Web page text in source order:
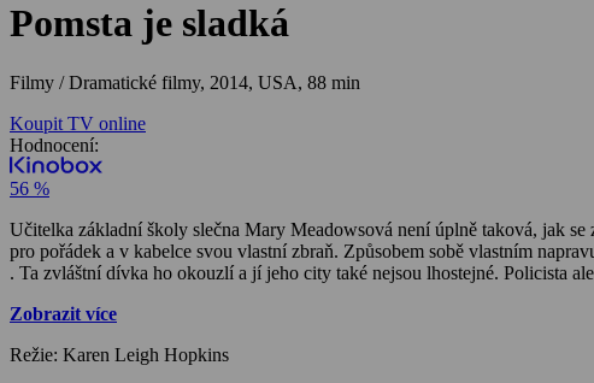
Pomsta je sladká
Filmy / Dramatické filmy, 2014, USA, 88 min
Koupit TV online
Hodnocení:
56 %
Učitelka základní školy slečna Mary Meadowsová není úplně taková, jak se zdá. Je dobře vychovaná, laskavá a starostlivá, avšak pod sladkým zevnějškem skrývá duši bdělého ochránce. Má svůj vlastní smysl
pro pořádek a v kabelce svou vlastní zbraň. Způsobem sobě vlastním
. Ta zvláštní dívka ho okouzlí a jí jeho city také nejsou lhostejné. Policista
Zobrazit více
Režie: Karen Leigh Hopkins